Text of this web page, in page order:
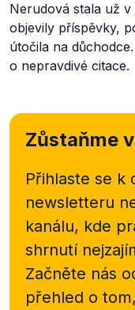
Nerudová stala už v
objevily příspěvky,
útočila na
o nepravdivé citace.
Zůstaňme
Přihlaste se k
newsletteru
kanálu, kde
shrnutí
Začněte nás
přehled o